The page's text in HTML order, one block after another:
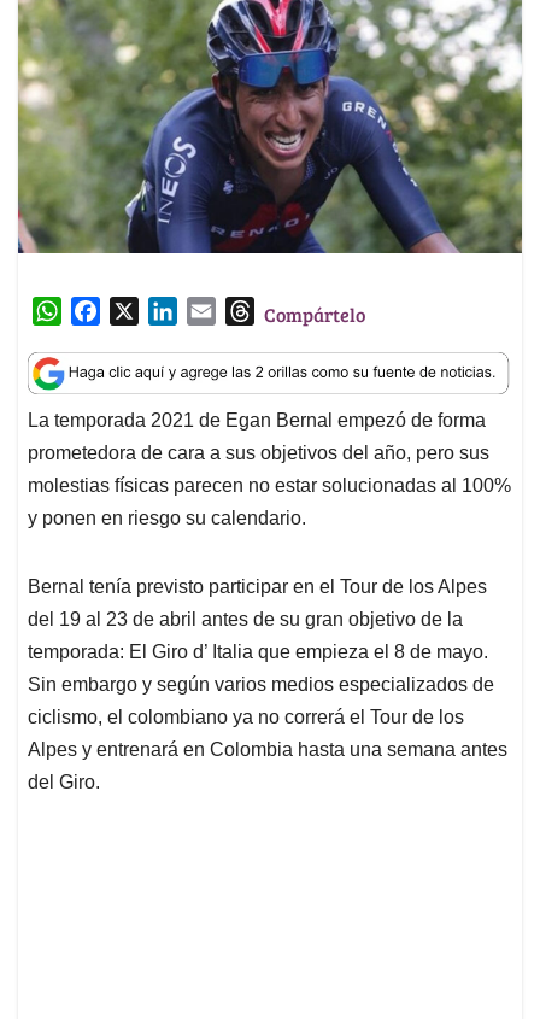
W
a
t
s
A
p
p
c
e
b
o
o
k
n
k
e
d
I
n
a
i
l
T
r
e
a
d
s
Compártelo
La temporada 2021 de Egan Bernal empezó de forma
prometedora de cara a sus objetivos del año, pero sus
molestias físicas parecen no estar solucionadas al 100%
y ponen en riesgo su calendario.
Bernal tenía previsto participar en el Tour de los Alpes
del 19 al 23 de abril antes de su gran objetivo de la
temporada: El Giro d’ Italia que empieza el 8 de mayo.
Sin embargo y según varios medios especializados de
ciclismo, el colombiano ya no correrá el Tour de los
Alpes y entrenará en Colombia hasta una semana antes
del Giro.